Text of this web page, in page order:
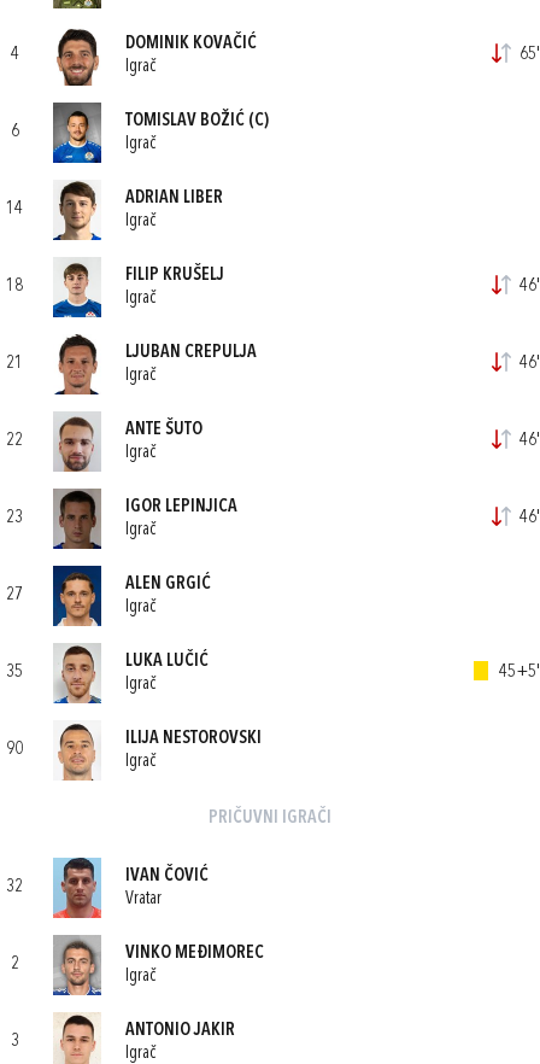
4
DOMINIK KOVAČIĆ
Igrač
65'
6
TOMISLAV BOŽIĆ (C)
Igrač
14
ADRIAN LIBER
Igrač
18
FILIP KRUŠELJ
Igrač
46'
21
LJUBAN CREPULJA
Igrač
46'
22
ANTE ŠUTO
Igrač
46'
23
IGOR LEPINJICA
Igrač
46'
27
ALEN GRGIĆ
Igrač
35
LUKA LUČIĆ
Igrač
45+5'
90
ILIJA NESTOROVSKI
Igrač
PRIČUVNI IGRAČI
32
IVAN ČOVIĆ
Vratar
2
VINKO MEĐIMOREC
Igrač
3
ANTONIO JAKIR
Igrač